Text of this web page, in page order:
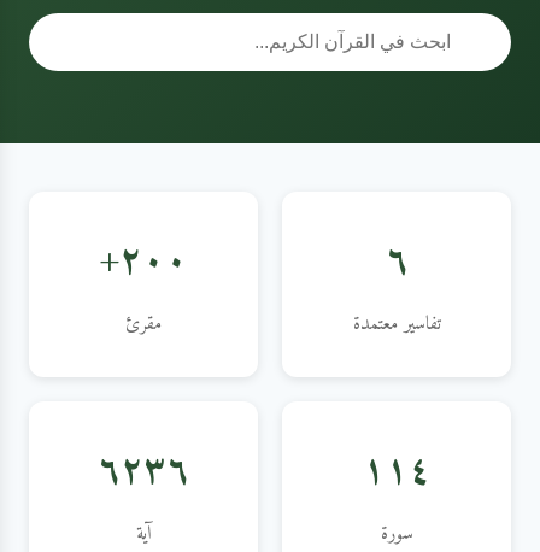
٦
تفاسير معتمدة
٢٠٠+
مقرئ
١١٤
سورة
٦٢٣٦
آية